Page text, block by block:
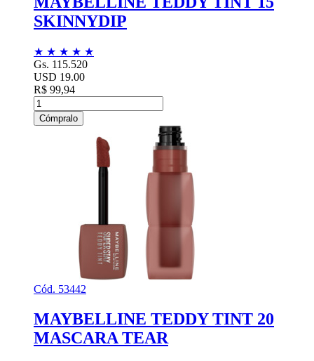
SKINNYDIP
★ ★ ★ ★ ★
Gs. 115.520
USD 19.00
R$ 99,94
Cómpralo
Cód. 53442
MAYBELLINE TEDDY TINT 20
MASCARA TEAR